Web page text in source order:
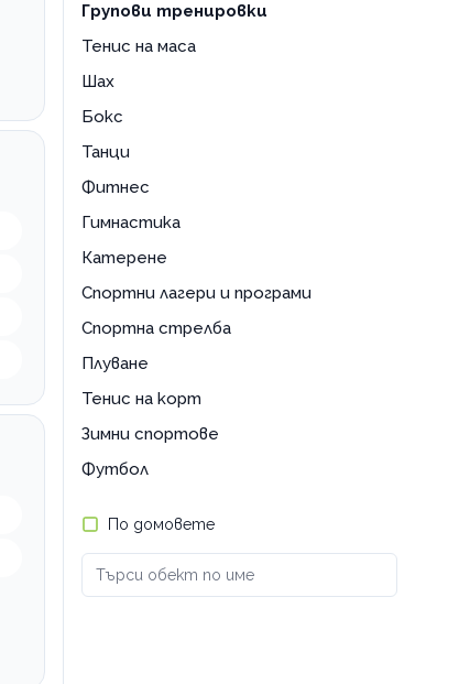
Групови тренировки
Тенис на маса
Шах
Бокс
Танци
Фитнес
Гимнастика
Катерене
Спортни лагери и програми
Спортна стрелба
Плуване
Тенис на корт
Зимни спортове
Футбол
По домовете